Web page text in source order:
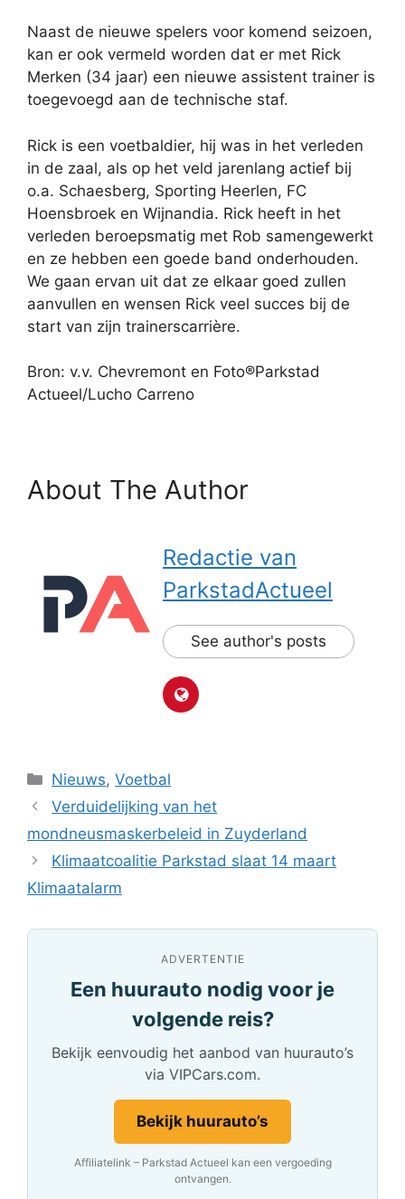
Naast de nieuwe spelers voor komend seizoen,
kan er ook vermeld worden dat er met Rick
Merken (34 jaar) een nieuwe assistent trainer is
toegevoegd aan de technische staf.
Rick is een voetbaldier, hij was in het verleden
in de zaal, als op het veld jarenlang actief bij
o.a. Schaesberg, Sporting Heerlen, FC
Hoensbroek en Wijnandia. Rick heeft in het
verleden beroepsmatig met Rob samengewerkt
en ze hebben een goede band onderhouden.
We gaan ervan uit dat ze elkaar goed zullen
aanvullen en wensen Rick veel succes bij de
start van zijn trainerscarrière.
Bron: v.v. Chevremont en Foto®Parkstad
Actueel/Lucho Carreno
About The Author
Redactie van
ParkstadActueel
See author's posts
Categorieën
Nieuws,Voetbal
Verduidelijking van het
mondneusmaskerbeleid in Zuyderland
Klimaatcoalitie Parkstad slaat 14 maart
Klimaatalarm
ADVERTENTIE
Een huurauto nodig voor je
volgende reis?
Bekijk eenvoudig het aanbod van huurauto’s
via VIPCars.com.
Bekijk huurauto’s
Affiliatelink – Parkstad Actueel kan een vergoeding
ontvangen.